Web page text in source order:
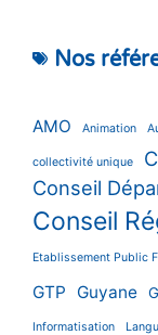
Nos
AMO Animation
collectivité unique
Conseil
Conseil
Etablissement Public
GTP Guyane
Informatisation